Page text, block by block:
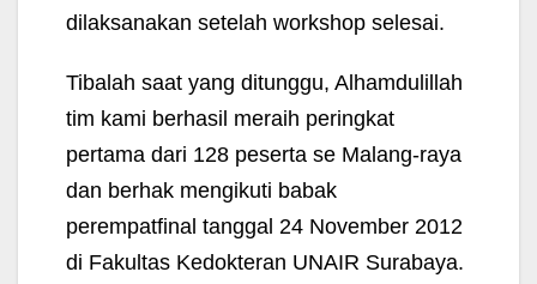
dilaksanakan setelah workshop selesai.
Tibalah saat yang ditunggu, Alhamdulillah
tim kami berhasil meraih peringkat
pertama dari 128 peserta se Malang-raya
dan berhak mengikuti babak
perempatfinal tanggal 24 November 2012
di Fakultas Kedokteran UNAIR Surabaya.